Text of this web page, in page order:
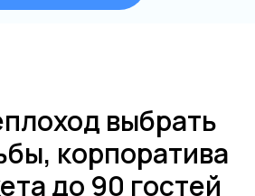
выбрать
корпоратива
до 90 гостей